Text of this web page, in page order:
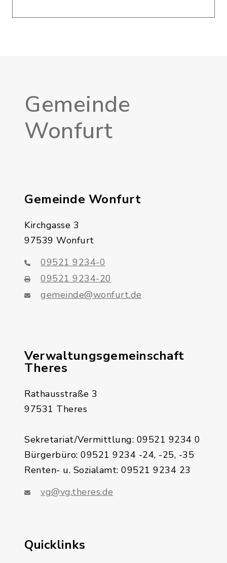
Gemeinde
Wonfurt
Gemeinde Wonfurt
Kirchgasse 3
97539 Wonfurt
09521 9234-0
09521 9234-20
gemeinde@wonfurt.de
Verwaltungsgemeinschaft
Theres
Rathausstraße 3
97531 Theres
Sekretariat/Vermittlung: 09521 9234 0
Bürgerbüro: 09521 9234 -24, -25, -35
Renten- u. Sozialamt: 09521 9234 23
vg@vg.theres.de
Quicklinks